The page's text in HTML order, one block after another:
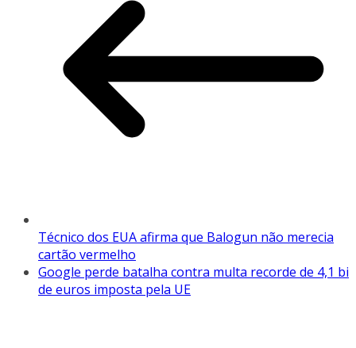
Técnico dos EUA afirma que Balogun não merecia
cartão vermelho
Google perde batalha contra multa recorde de 4,1 bi
de euros imposta pela UE